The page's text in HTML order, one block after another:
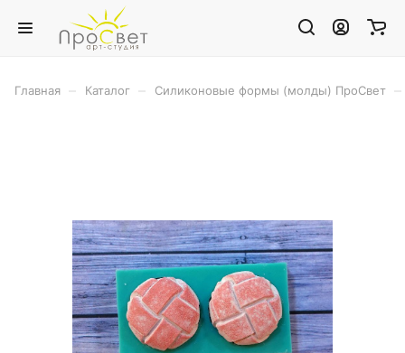
Главная Каталог Силиконовые формы (молды) ПроСвет